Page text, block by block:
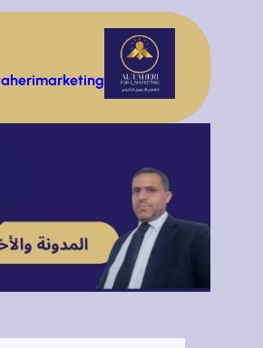
تخطى
إلى
المحتوى
altaherimarketing